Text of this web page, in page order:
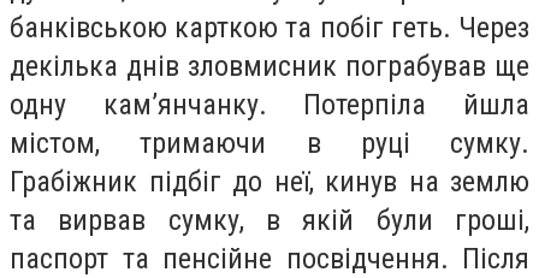
банківською карткою та побіг геть. Через
декілька днів зловмисник пограбував ще
одну кам’янчанку. Потерпіла йшла
містом, тримаючи в руці сумку.
Грабіжник підбіг до неї, кинув на землю
та вирвав сумку, в якій були гроші,
паспорт та пенсійне посвідчення. Після